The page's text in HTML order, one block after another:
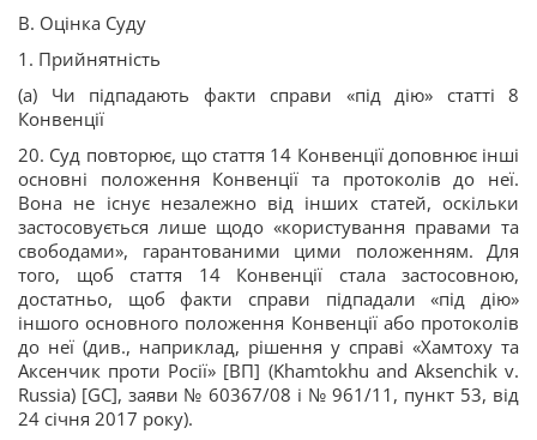
B. Оцінка Суду
1. Прийнятність
(a) Чи підпадають факти справи «під дію» статті 8
Конвенції
20. Суд повторює, що стаття 14 Конвенції доповнює інші
основні положення Конвенції та протоколів до неї.
Вона не існує незалежно від інших статей, оскільки
застосовується лише щодо «користування правами та
свободами», гарантованими цими положенням. Для
того, щоб стаття 14 Конвенції стала застосовною,
достатньо, щоб факти справи підпадали «під дію»
іншого основного положення Конвенції або протоколів
до неї (див., наприклад, рішення у справі «Хамтоху та
Аксенчик проти Росії» [ВП] (Khamtokhu and Aksenchik v.
Russia) [GC], заяви № 60367/08 і № 961/11, пункт 53, від
24 січня 2017 року).